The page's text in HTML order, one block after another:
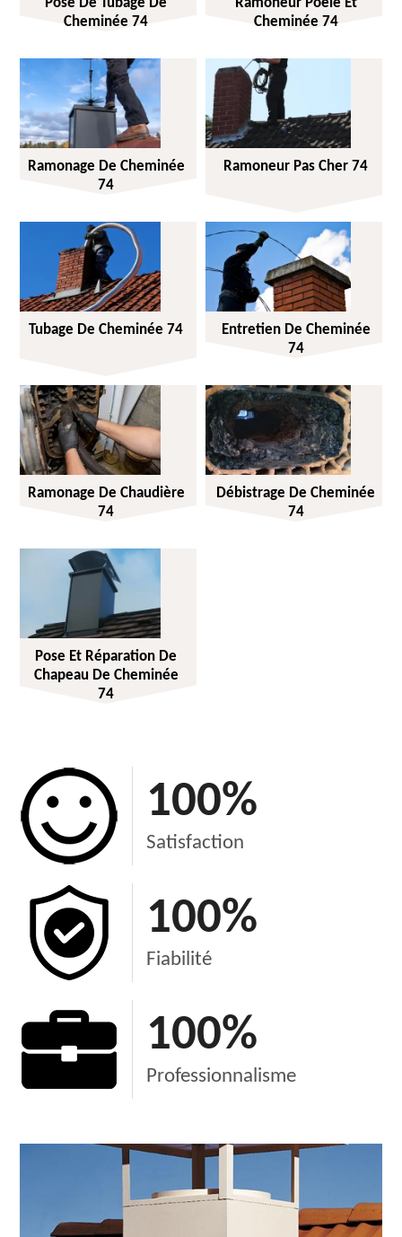
Pose De Tubage De
Cheminée 74
Ramoneur Poêle Et
Cheminée 74
Ramonage De Cheminée
74
Ramoneur Pas Cher 74
Tubage De Cheminée 74
Entretien De Cheminée
74
Ramonage De Chaudière
74
Débistrage De Cheminée
74
Pose Et Réparation De
Chapeau De Cheminée
74
100%
Satisfaction
100%
Fiabilité
100%
Professionnalisme